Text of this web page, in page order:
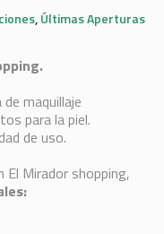
,Últimas Aperturas
maquillaje
para la piel.
de uso.
El Mirador shopping,